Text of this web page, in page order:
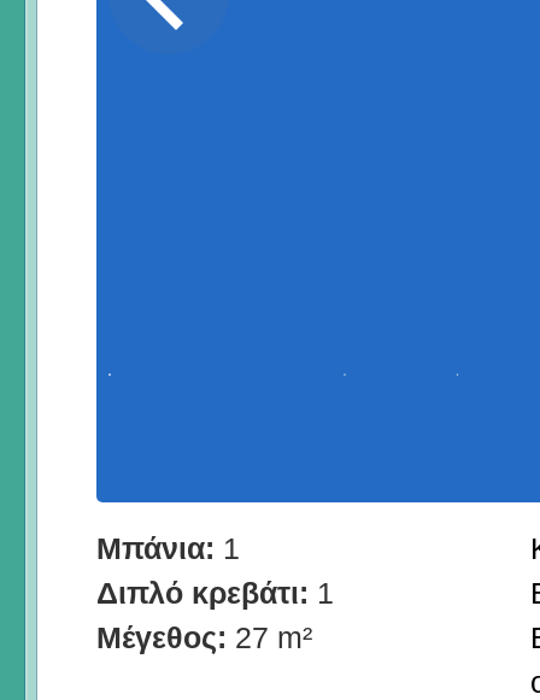
Μπάνια: 1
Διπλό κρεβάτι: 1
Μέγεθος: 27 m²